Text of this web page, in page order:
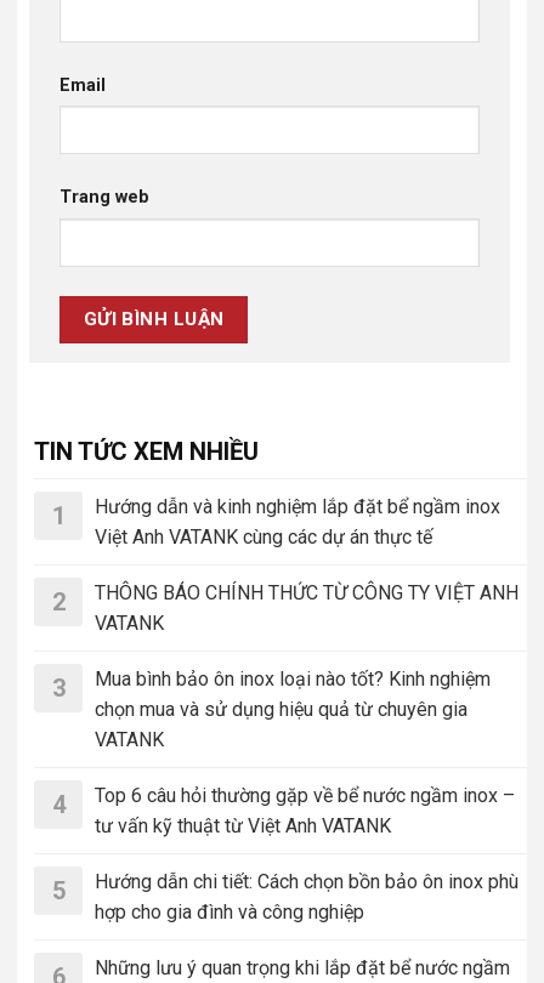
Email
Trang web
TIN TỨC XEM NHIỀU
1
Hướng dẫn và kinh nghiệm lắp đặt bể ngầm inox
Việt Anh VATANK cùng các dự án thực tế
2
THÔNG BÁO CHÍNH THỨC TỪ CÔNG TY VIỆT ANH
VATANK
3
Mua bình bảo ôn inox loại nào tốt? Kinh nghiệm
chọn mua và sử dụng hiệu quả từ chuyên gia
VATANK
4
Top 6 câu hỏi thường gặp về bể nước ngầm inox –
tư vấn kỹ thuật từ Việt Anh VATANK
5
Hướng dẫn chi tiết: Cách chọn bồn bảo ôn inox phù
hợp cho gia đình và công nghiệp
6
Những lưu ý quan trọng khi lắp đặt bể nước ngầm